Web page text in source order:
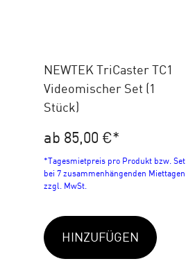
NEWTEK TriCaster TC1
Videomischer Set (1
Stück)
ab 85,00 €*
*Tagesmietpreis pro Produkt bzw. Set
bei 7 zusammenhängenden Miettagen
zzgl. MwSt.
HINZUFÜGEN